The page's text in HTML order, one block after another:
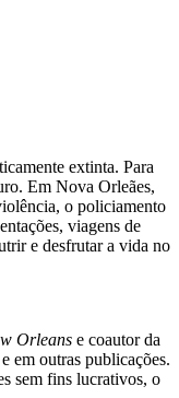
extinta. Para
Em Nova Orleães,
o policiamento
viagens de
e desfrutar a vida no
Orleans e coautor da
e em outras publicações.
sem fins lucrativos, o